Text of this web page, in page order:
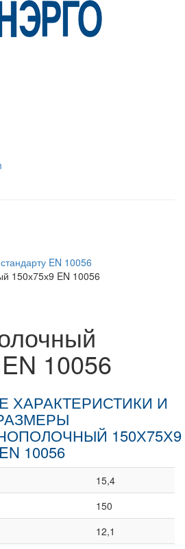
EN 10056
150х75х9 EN 10056
10056
ХАРАКТЕРИСТИКИ И
150Х75Х9
EN 10056
15,4
150
12,1